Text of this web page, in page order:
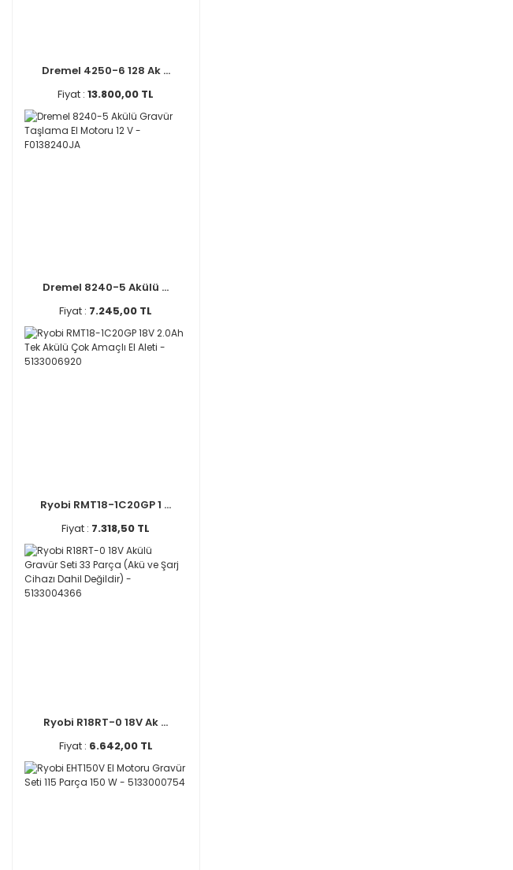
Dremel 4250-6 128 Ak ...
Fiyat :13.800,00 TL
Dremel 8240-5 Akülü ...
Fiyat : 7.245,00 TL
Ryobi RMT18-1C20GP 1 ...
Fiyat : 7.318,50 TL
Ryobi R18RT-0 18V Ak ...
Fiyat : 6.642,00 TL